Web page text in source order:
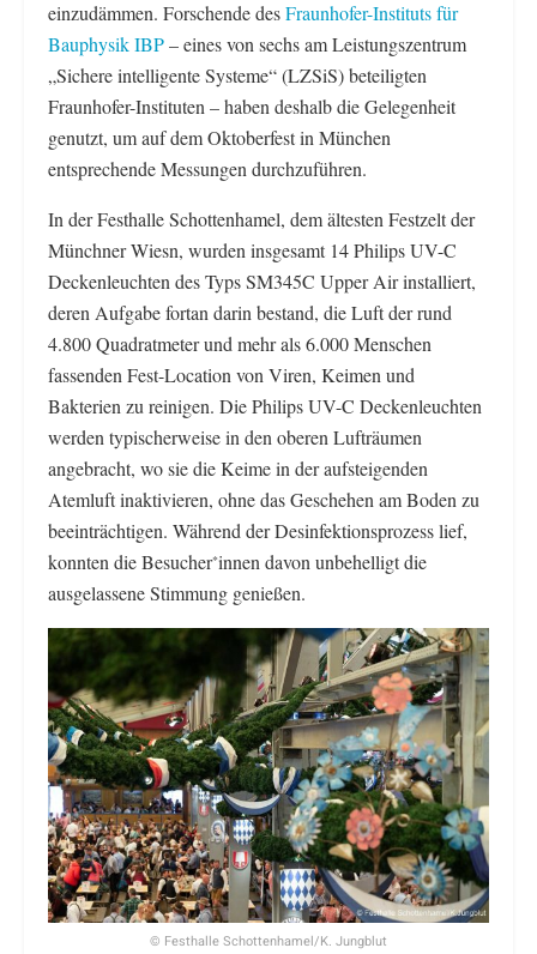
einzudämmen. Forschende desFraunhofer-Instituts für
Bauphysik IBP– eines von sechs am Leistungszentrum
„Sichere intelligente Systeme“ (LZSiS) beteiligten
Fraunhofer-Instituten – haben deshalb die Gelegenheit
genutzt, um auf dem Oktoberfest in München
entsprechende Messungen durchzuführen.
In der Festhalle Schottenhamel, dem ältesten Festzelt der
Münchner Wiesn, wurden insgesamt 14 Philips UV-C
Deckenleuchten des Typs SM345C Upper Air installiert,
deren Aufgabe fortan darin bestand, die Luft der rund
4.800 Quadratmeter und mehr als 6.000 Menschen
fassenden Fest-Location von Viren, Keimen und
Bakterien zu reinigen. Die Philips UV-C Deckenleuchten
werden typischerweise in den oberen Lufträumen
angebracht, wo sie die Keime in der aufsteigenden
Atemluft inaktivieren, ohne das Geschehen am Boden zu
beeinträchtigen. Während der Desinfektionsprozess lief,
konnten die Besucher*innen davon unbehelligt die
ausgelassene Stimmung genießen.
© Festhalle Schottenhamel/K. Jungblut